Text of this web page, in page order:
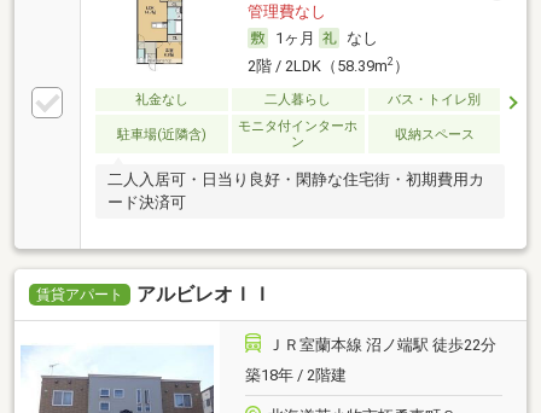
管理費なし
1ヶ月
なし
2階 / 2LDK（58.39m2）
礼金なし 二人暮らし バス・トイレ別
駐車場(近隣含)
モニタ付インターホ
ン
収納スペース
二人入居可・日当り良好・閑静な住宅街・初期費用カ
ード決済可
賃貸アパート アルビレオＩＩ
ＪＲ室蘭本線 沼ノ端駅 徒歩22分
築18年 / 2階建